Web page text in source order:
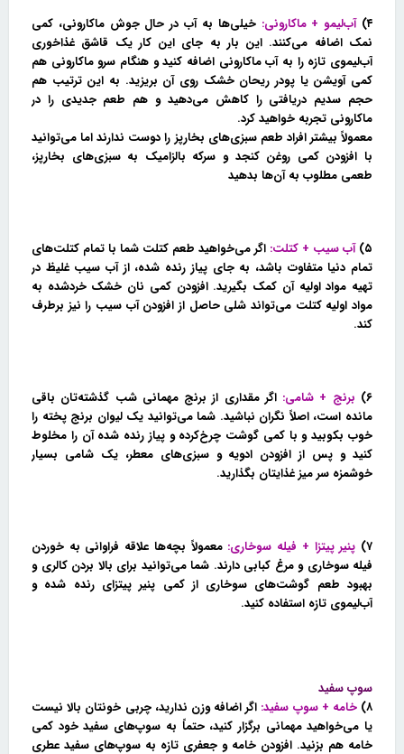
۴) آب‌لیمو + ماکارونی: خیلی‌ها به آب در حال جوش ماکارونی، کمی
نمک اضافه می‌کنند. این بار به جای این کار یک قاشق غذاخوری
آب‌لیموی تازه را به آب ماکارونی اضافه کنید و هنگام سرو ماکارونی هم
کمی آویشن یا پودر ریحان خشک روی آن بریزید. به این ترتیب هم
حجم سدیم دریافتی را کاهش می‌دهید و هم طعم جدیدی را در
ماکارونی تجربه خواهید کرد.
معمولاً بیشتر افراد طعم سبزی‌های بخارپز را دوست ندارند اما می‌توانید
با افزودن کمی روغن کنجد و سرکه بالزامیک به سبزی‌های بخارپز،
طعمی مطلوب به آن‌ها بدهید
۵) آب سیب + کتلت: اگر می‌خواهید طعم کتلت شما با تمام کتلت‌های
تمام دنیا متفاوت باشد، به جای پیاز رنده شده، از آب سیب غلیظ در
تهیه مواد اولیه آن کمک بگیرید. افزودن کمی نان خشک خردشده به
مواد اولیه کتلت می‌تواند شلی حاصل از افزودن آب سیب را نیز برطرف
کند.
۶) برنج + شامی: اگر مقداری از برنج مهمانی شب گذشته‌تان باقی
مانده است، اصلاً نگران نباشید. شما می‌توانید یک لیوان برنج پخته را
خوب بکوبید و با کمی گوشت چرخ‌کرده و پیاز رنده شده آن را مخلوط
کنید و پس از افزودن ادویه و سبزی‌های معطر، یک شامی بسیار
خوشمزه سر میز غذایتان بگذارید.
۷) پنیر پیتزا + فیله سوخاری: معمولاً بچه‌ها علاقه فراوانی به خوردن
فیله سوخاری و مرغ کبابی دارند. شما می‌توانید برای بالا بردن کالری و
بهبود طعم گوشت‌های سوخاری از کمی پنیر پیتزای رنده شده و
آب‌لیموی تازه استفاده کنید.
سوپ سفید
۸) خامه + سوپ سفید: اگر اضافه وزن ندارید، چربی خونتان بالا نیست
یا می‌خواهید مهمانی برگزار کنید، حتماً به سوپ‌های سفید خود کمی
خامه هم بزنید. افزودن خامه و جعفری تازه به سوپ‌های سفید عطری